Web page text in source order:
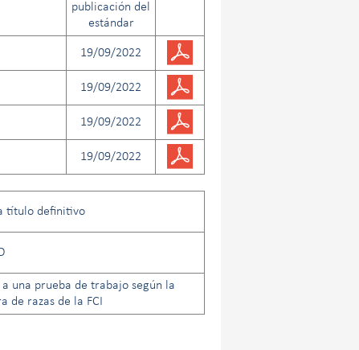
publicación del
estándar
19/09/2022
19/09/2022
19/09/2022
19/09/2022
título definitivo
a una prueba de trabajo según la
de razas de la FCI